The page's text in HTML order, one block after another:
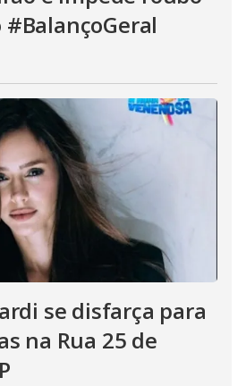
se disfarça para
na Rua 25 de